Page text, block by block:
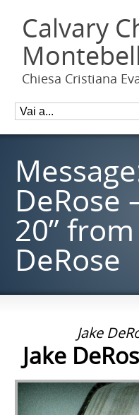
Calvary
Chiesa Cristiana
DeRose
20” from
DeRose
Jake
Jake